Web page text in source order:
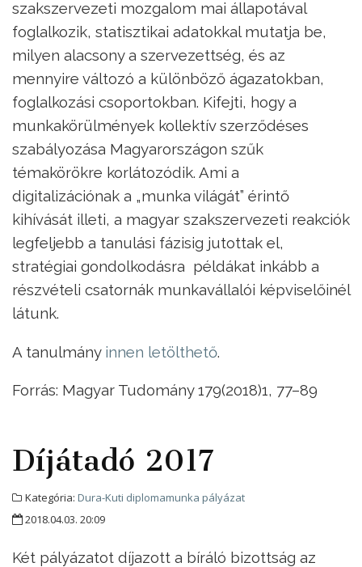
szakszervezeti mozgalom mai állapotával
foglalkozik, statisztikai adatokkal mutatja be,
milyen alacsony a szervezettség, és az
mennyire változó a különböző ágazatokban,
foglalkozási csoportokban. Kifejti, hogy a
munkakörülmények kollektív szerződéses
szabályozása Magyarországon szűk
témakörökre korlátozódik. Ami a
digitalizációnak a „munka világát” érintő
kihívását illeti, a magyar szakszervezeti reakciók
legfeljebb a tanulási fázisig jutottak el,
stratégiai gondolkodásra példákat inkább a
részvételi csatornák munkavállalói képviselőinél
látunk.
A tanulmány innen letölthető.
Forrás: Magyar Tudomány 179(2018)1, 77–89
Díjátadó 2017
Kategória: Dura-Kuti diplomamunka pályázat
2018.04.03. 20:09
Két pályázatot díjazott a bíráló bizottság az